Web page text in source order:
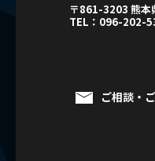
〒861-3203 熊本
TEL：096-202-
ご相談・